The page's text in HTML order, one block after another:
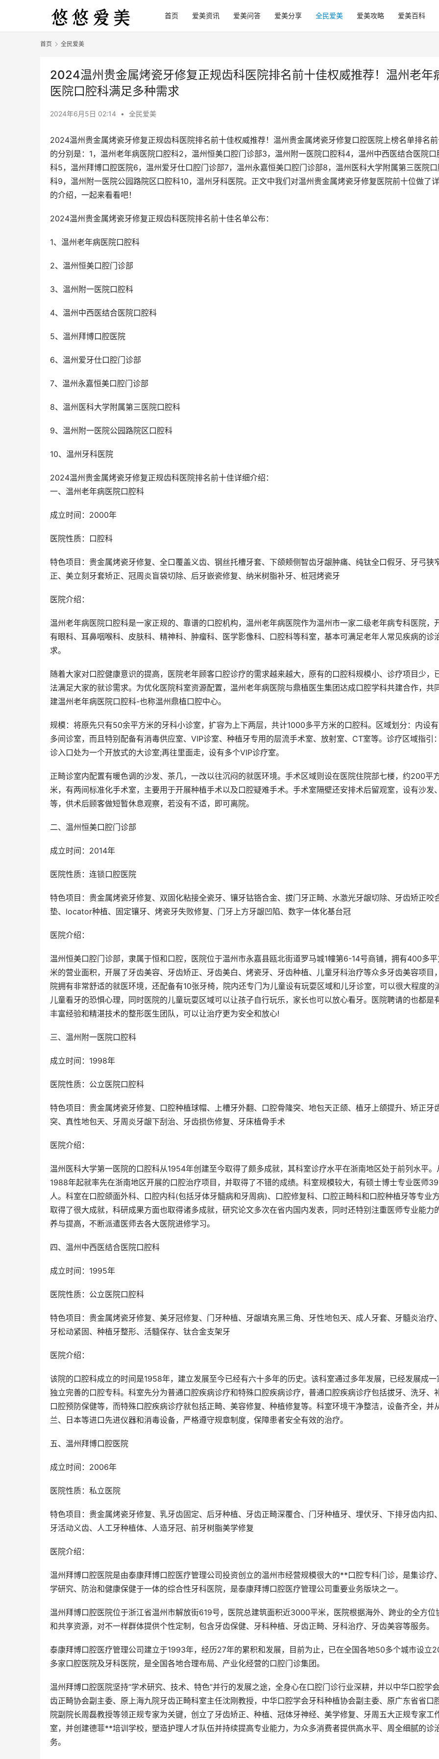
首页 爱美资讯 爱美问答 爱美分享 全民爱美 爱美攻略 爱美百科
首页 全民爱美
2024温州贵金属烤瓷牙修复正规齿科医院排名前十佳权威推荐！温州老年
医院口腔科满足多种需求
2024年6月5日 02:14 • 全民爱美
2024温州贵金属烤瓷牙修复正规齿科医院排名前十佳权威推荐！温州贵金属烤瓷牙修复口腔医院上榜名单排名
的分别是：1，温州老年病医院口腔科2，温州恒美口腔门诊部3，温州附一医院口腔科4，温州中西医结合医院口
科5，温州拜博口腔医院6，温州爱牙仕口腔门诊部7，温州永嘉恒美口腔门诊部8，温州医科大学附属第三医院
科9，温州附一医院公园路院区口腔科10，温州牙科医院。正文中我们对温州贵金属烤瓷牙修复医院前十位做了
的介绍，一起来看看吧！
2024温州贵金属烤瓷牙修复正规齿科医院排名前十佳名单公布：
1、温州老年病医院口腔科
2、温州恒美口腔门诊部
3、温州附一医院口腔科
4、温州中西医结合医院口腔科
5、温州拜博口腔医院
6、温州爱牙仕口腔门诊部
7、温州永嘉恒美口腔门诊部
8、温州医科大学附属第三医院口腔科
9、温州附一医院公园路院区口腔科
10、温州牙科医院
2024温州贵金属烤瓷牙修复正规齿科医院排名前十佳详细介绍：
一、温州老年病医院口腔科
成立时间：2000年
医院性质：口腔科
特色项目：贵金属烤瓷牙修复、全口覆盖义齿、钢丝托槽牙套、下颌颊侧智齿牙龈肿痛、纯钛全口假牙、牙弓狭
正、美立刻牙套矫正、冠周炎盲袋切除、后牙嵌瓷修复、纳米树脂补牙、桩冠烤瓷牙
医院介绍：
温州老年病医院口腔科是一家正规的、靠谱的口腔机构，温州老年病医院作为温州市一家二级老年病专科医院，
有眼科、耳鼻咽喉科、皮肤科、精神科、肿瘤科、医学影像科、口腔科等科室，基本可满足老年人常见疾病的诊
求。
随着大家对口腔健康意识的提高，医院老年顾客口腔诊疗的需求越来越大，原有的口腔科规模小、诊疗项目少，
法满足大家的就诊需求。为优化医院科室资源配置，温州老年病医院与鼎植医生集团达成口腔学科共建合作，共
建温州老年病医院口腔科-也称温州鼎植口腔中心。
规模：将原先只有50余平方米的牙科小诊室，扩容为上下两层，共计1000多平方米的口腔科。区域划分：内设
多间诊室，而且特别配备有消毒供应室、VIP诊室、种植牙专用的层流手术室、放射室、CT室等。诊疗区域指引
诊入口处为一个开放式的大诊室;再往里面走，设有多个VIP诊疗室。
正畸诊室内配置有暖色调的沙发、茶几，一改以往沉闷的就医环境。手术区域则设在医院住院部七楼，约200平
米，有两间标准化手术室，主要用于开展种植手术以及口腔疑难手术。手术室隔壁还安排术后留观室，设有沙发
等，供术后顾客做短暂休息观察，若没有不适，即可离院。
二、温州恒美口腔门诊部
成立时间：2014年
医院性质：连锁口腔医院
特色项目：贵金属烤瓷牙修复、双固化粘接全瓷牙、镶牙钴铬合金、拔门牙正畸、水激光牙龈切除、牙齿矫正咬
垫、locator种植、固定镶牙、烤瓷牙失败修复、门牙上方牙龈凹陷、数字一体化基台冠
医院介绍：
温州恒美口腔门诊部，隶属于恒和口腔，医院位于温州市永嘉县瓯北街道罗马城1幢第6-14号商铺，拥有400多平
米的营业面积，开展了牙齿美容、牙齿矫正、牙齿美白、烤瓷牙、牙齿种植、儿童牙科治疗等众多牙齿美容项目
院拥有非常舒适的就医环境，还配备有10张牙椅，院内还专门为儿童设有玩耍区域和儿牙诊室，可以很大程度的
儿童看牙的恐惧心理，同时医院的儿童玩耍区域可以让孩子自行玩乐，家长也可以放心看牙。医院聘请的也都是
丰富经验和精湛技术的整形医生团队，可以让治疗更为安全和放心!
三、温州附一医院口腔科
成立时间：1998年
医院性质：公立医院口腔科
特色项目：贵金属烤瓷牙修复、口腔种植球帽、上槽牙外翻、口腔骨隆突、地包天正颌、植牙上颌提升、矫正牙
突、真性地包天、牙周炎牙龈下刮治、牙齿损伤修复、牙床植骨手术
医院介绍：
温州医科大学第一医院的口腔科从1954年创建至今取得了颇多成就，其科室诊疗水平在浙南地区处于前列水平。
1988年起就率先在浙南地区开展的口腔治疗项目，并取得了不错的成绩。科室规模较大，有硕士博士专业医师39
人。科室在口腔颌面外科、口腔内科(包括牙体牙髓病和牙周病)、口腔修复科、口腔正畸科和口腔种植牙等专业
取得了很大成就，科研成果方面也取得诸多成就，研究论文多次在省内国内发表，同时还特别注重医师专业能力
养与提高，不断派遣医师去各大医院进修学习。
四、温州中西医结合医院口腔科
成立时间：1995年
医院性质：公立医院口腔科
特色项目：贵金属烤瓷牙修复、美牙冠修复、门牙种植、牙龈填充黑三角、牙性地包天、成人牙套、牙髓炎治疗
牙松动紧固、种植牙整形、活髓保存、钛合金支架牙
医院介绍：
该院的口腔科成立的时间是1958年，建立发展至今已经有六十多年的历史。该科室通过多年发展，已经发展成一
独立完善的口腔专科。科室先分为普通口腔疾病诊疗和特殊口腔疾病诊疗，普通口腔疾病诊疗包括拔牙、洗牙、
口腔预防保健等，而特殊口腔疾病诊疗就包括正畸、美容修复、种植修复等。科室环境干净整洁，设备齐全，并
兰、日本等进口先进仪器和消毒设备，严格遵守规章制度，保障患者安全有效的治疗。
五、温州拜博口腔医院
成立时间：2006年
医院性质：私立医院
特色项目：贵金属烤瓷牙修复、乳牙齿固定、后牙种植、牙齿正畸深覆合、门牙种植牙、埋伏牙、下排牙齿内扣
牙活动义齿、人工牙种植体、人造牙冠、前牙树脂美学修复
医院介绍：
温州拜博口腔医院是由泰康拜博口腔医疗管理公司投资创立的温州市经营规模很大的**口腔专科门诊，是集诊疗
学研究、防治和健康保健于一体的综合性牙科医院，是泰康拜博口腔医疗管理公司重要业务版块之一。
温州拜博口腔医院位于浙江省温州市解放街619号，医院总建筑面积近3000平米，医院根据海外、跨业的全方位
和共享资源，对不一样群体提供个性定制，包含牙齿保健、牙科种植、牙齿正畸、牙科治疗、牙齿美容等服务。
泰康拜博口腔医疗管理公司建立于1993年，经历27年的累积和发展，目前为止，已在全国各地50多个城市设立
多家口腔医院及牙科医院，是全国各地合理布局、产业化经营的口腔门诊集团。
温州拜博口腔医院坚持“学术研究、技术、特色”并行的发展之途，全身心在口腔门诊行业深耕，并以中华口腔学
齿正畸协会副主委、原上海九院牙齿正畸科室主任沈刚教授，中华口腔学会牙科种植协会副主委、原广东省省口
院副院长周磊教授等领正规专家为关键，创立了牙齿矫正、种植、冠体牙神经、美学修复、牙周五大正规专家工
室，并创建德菲**培训学校，塑造护理人才队伍并持续提高专业能力，为众多消费者提供高水平、周全细腻的诊
务。